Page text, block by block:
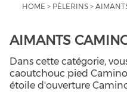
HOME > PÈLERINS >
AIMANTS
Dans cette catégorie,
caoutchouc pied
étoile d'ouverture